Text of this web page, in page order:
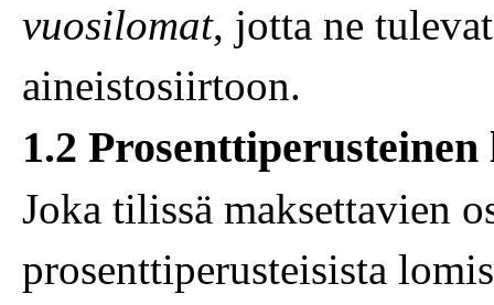
vuosilomat, jotta ne
aineistosiirtoon.
1.2
Joka tilissä maksettavien
prosenttiperusteisista